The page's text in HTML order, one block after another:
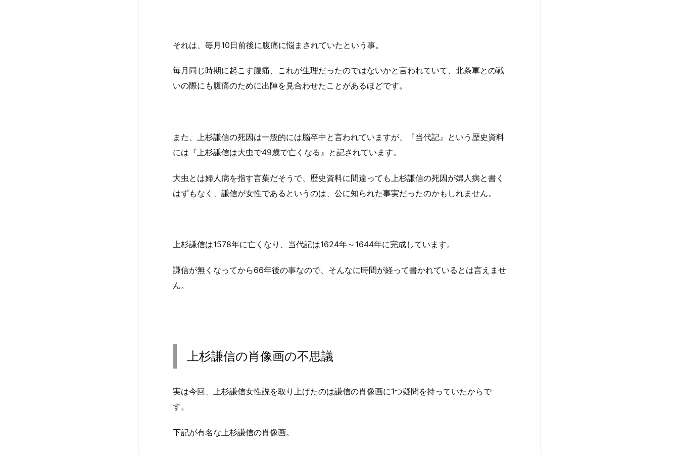
それは、毎月10日前後に腹痛に悩まされていたという事。
毎月同じ時期に起こす腹痛、これが生理だったのではないかと言われていて、北条軍との戦
いの際にも腹痛のために出陣を見合わせたことがあるほどです。
また、上杉謙信の死因は一般的には脳卒中と言われていますが、『当代記』という歴史資料
には『上杉謙信は大虫で49歳で亡くなる』と記されています。
大虫とは婦人病を指す言葉だそうで、歴史資料に間違っても上杉謙信の死因が婦人病と書く
はずもなく、謙信が女性であるというのは、公に知られた事実だったのかもしれません。
上杉謙信は1578年に亡くなり、当代記は1624年～1644年に完成しています。
謙信が無くなってから66年後の事なので、そんなに時間が経って書かれているとは言えませ
ん。
上杉謙信の肖像画の不思議
実は今回、上杉謙信女性説を取り上げたのは謙信の肖像画に1つ疑問を持っていたからで
す。
下記が有名な上杉謙信の肖像画。